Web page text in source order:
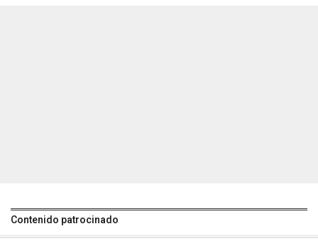
Contenido patrocinado